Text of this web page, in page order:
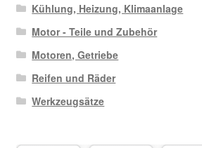
Kühlung, Heizung, Klimaanlage
Motor - Teile und Zubehör
Motoren, Getriebe
Reifen und Räder
Werkzeugsätze